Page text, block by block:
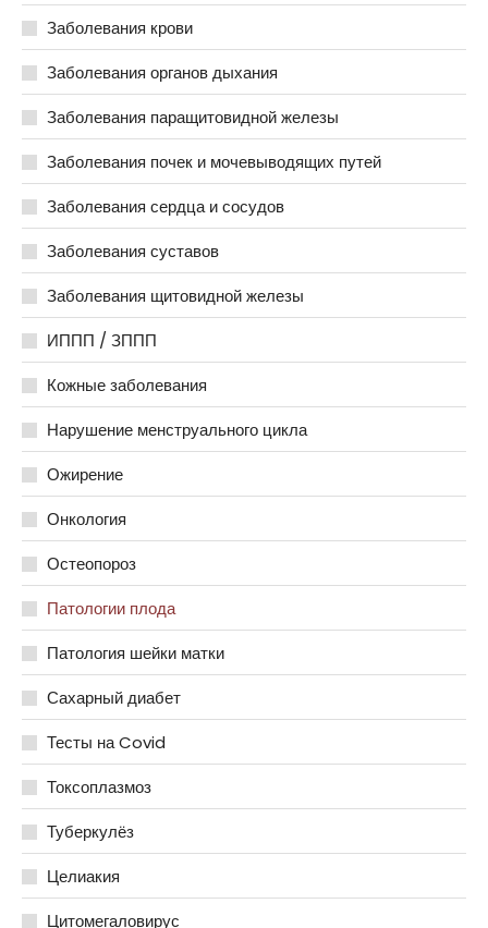
Заболевания крови
Заболевания органов дыхания
Заболевания паращитовидной железы
Заболевания почек и мочевыводящих путей
Заболевания сердца и сосудов
Заболевания суставов
Заболевания щитовидной железы
ИППП / ЗППП
Кожные заболевания
Нарушение менструального цикла
Ожирение
Онкология
Остеопороз
Патологии плода
Патология шейки матки
Сахарный диабет
Тесты на Covid
Токсоплазмоз
Туберкулёз
Целиакия
Цитомегаловирус